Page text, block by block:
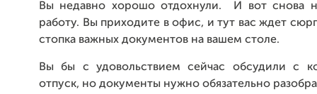
Вы недавно хорошо отдохнули. И вот снова
работу. Вы приходите в офис, и тут вас ждет
стопка важных документов на вашем столе.
Вы бы с удовольствием сейчас обсудилис
отпуск, но документы нужно обязательно